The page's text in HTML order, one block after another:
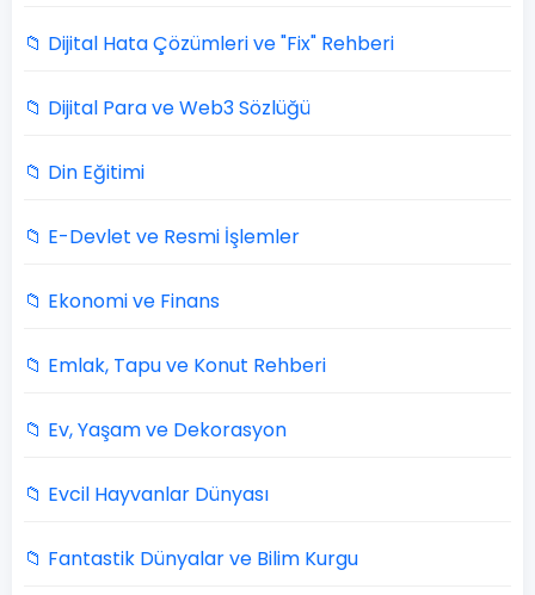
📁 Dijital Hata Çözümleri ve "Fix" Rehberi
📁 Dijital Para ve Web3 Sözlüğü
📁 Din Eğitimi
📁 E-Devlet ve Resmi İşlemler
📁 Ekonomi ve Finans
📁 Emlak, Tapu ve Konut Rehberi
📁 Ev, Yaşam ve Dekorasyon
📁 Evcil Hayvanlar Dünyası
📁 Fantastik Dünyalar ve Bilim Kurgu